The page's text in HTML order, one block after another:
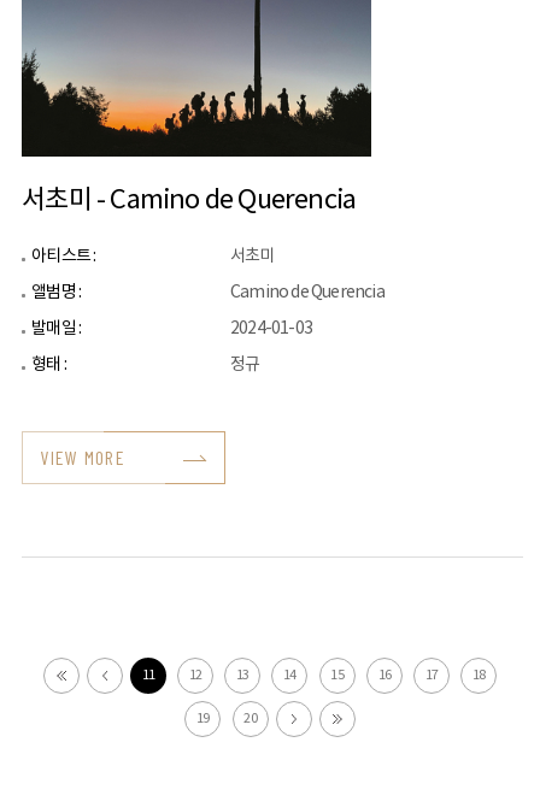
서초미 - Camino de Querencia
아티스트 :
서초미
앨범명 :
Camino de Querencia
발매일 :
2024-01-03
형태 :
정규
VIEW MORE
11 12 13 14 15 16 17 18
19 20